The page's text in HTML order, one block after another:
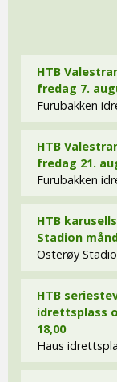
HTB
fredag 7.
Furubakken
HTB
fredag 21.
Furubakken
HTB
Stadion
Osterøy
HTB
idrettsplass
18,00
Haus